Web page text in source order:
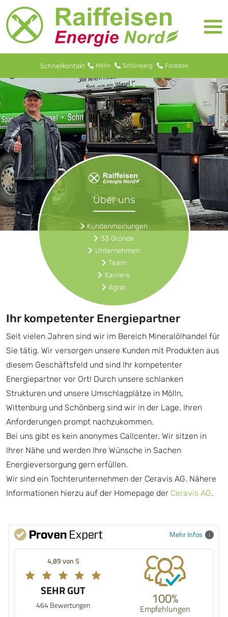
Schnellkontakt Mölln Schönberg Fockbek
Über uns
Kundenmeinungen
33 Gründe
Unternehmen
Team
Karriere
Agrar
Ihr kompetenter Energiepartner
Seit vielen Jahren sind wir im Bereich Mineralölhandel für
Sie tätig. Wir versorgen unsere Kunden mit Produkten aus
diesem Geschäftsfeld und sind Ihr kompetenter
Energiepartner vor Ort! Durch unsere schlanken
Strukturen und unsere Umschlagplätze in Mölln,
Wittenburg und Schönberg sind wir in der Lage, Ihren
Anforderungen prompt nachzukommen.
Bei uns gibt es kein anonymes Callcenter. Wir sitzen in
Ihrer Nähe und werden Ihre Wünsche in Sachen
Energieversorgung gern erfüllen.
Wir sind ein Tochterunternehmen der Ceravis AG. Nähere
Informationen hierzu auf der Homepage der Ceravis AG.
Mehr Infos
4,89 von 5
SEHR GUT
464 Bewertungen 100%
Empfehlungen